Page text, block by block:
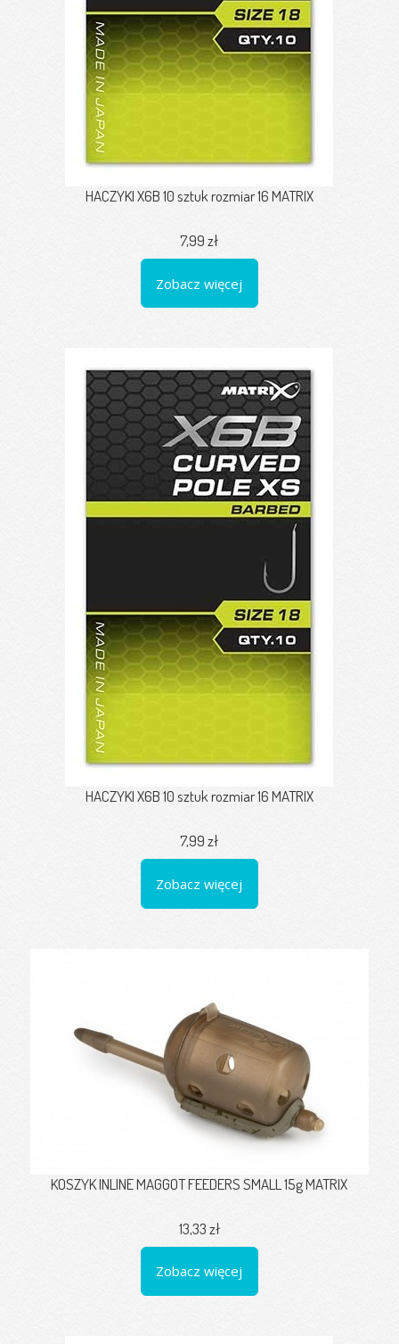
HACZYKI X6B 10 sztuk rozmiar 16 MATRIX
7,99 zł
Zobacz więcej
HACZYKI X6B 10 sztuk rozmiar 16 MATRIX
7,99 zł
Zobacz więcej
KOSZYK INLINE MAGGOT FEEDERS SMALL 15g MATRIX
13,33 zł
Zobacz więcej